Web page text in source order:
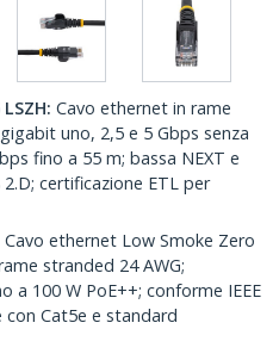
Cavo ethernet in rame
uno, 2,5 e 5 Gbps senza
fino a 55 m; bassa NEXT e
certificazione ETL per
Cavo ethernet Low Smoke Zero
stranded 24 AWG;
a 100 W PoE++; conforme IEEE
Cat5e e standard